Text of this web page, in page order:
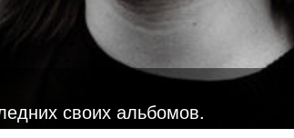
своих альбомов.